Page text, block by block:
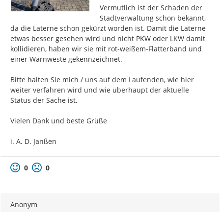
Vermutlich ist der Schaden der
Stadtverwaltung schon bekannt,
da die Laterne schon gekürzt worden ist. Damit die Laterne
etwas besser gesehen wird und nicht PKW oder LKW damit
kollidieren, haben wir sie mit rot-weißem-Flatterband und
einer Warnweste gekennzeichnet.
Bitte halten Sie mich / uns auf dem Laufenden, wie hier
weiter verfahren wird und wie überhaupt der aktuelle
Status der Sache ist.
Vielen Dank und beste Grüße
i. A. D. Janßen
0 0
Anonym